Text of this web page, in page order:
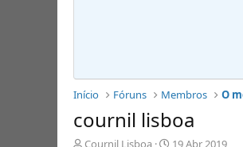
Início Fóruns Membros O
cournil lisboa
ICournil Lisboa
D
19 Abr 2019